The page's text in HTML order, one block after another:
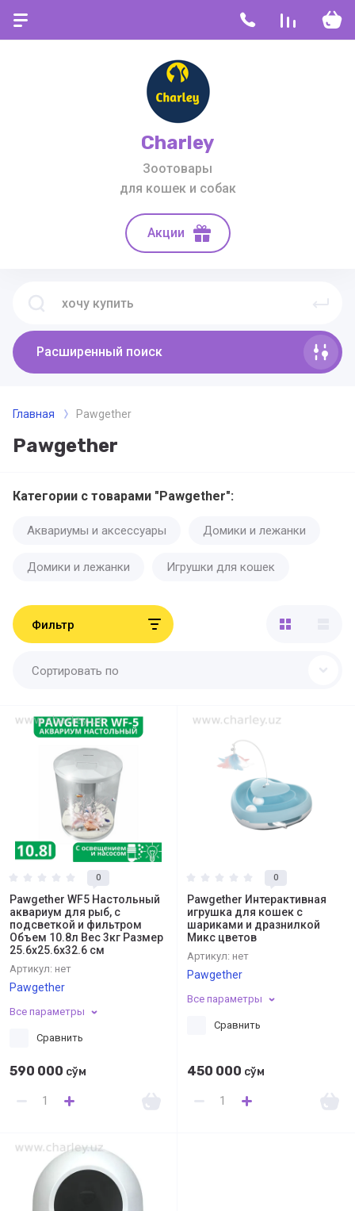
Charley
Зоотовары
для кошек и собак
Акции
Расширенный поиск
Главная Pawgether
Pawgether
Категории с товарами "Pawgether":
Аквариумы и аксессуары Домики и лежанки
Домики и лежанки Игрушки для кошек
Фильтр
Сортировать по
0
Pawgether WF5 Настольный
аквариум для рыб, с
подсветкой и фильтром
Объем 10.8л Вес 3кг Размер
25.6x25.6x32.6 см
Артикул: нет
Pawgether
Все параметры
Сравнить
590 000 сўм
0
Pawgether Интерактивная
игрушка для кошек c
шариками и дразнилкой
Микс цветов
Артикул: нет
Pawgether
Все параметры
Сравнить
450 000 сўм